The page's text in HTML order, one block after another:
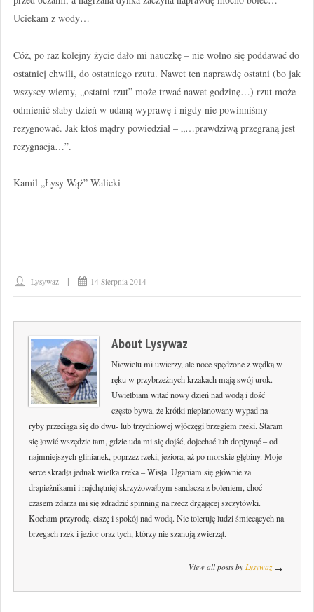
Uciekam z wody…
Cóż, po raz kolejny życie dało mi nauczkę – nie wolno się poddawać do
ostatniej chwili, do ostatniego rzutu. Nawet ten naprawdę ostatni (bo jak
wszyscy wiemy, „ostatni rzut” może trwać nawet godzinę…) rzut może
odmienić słaby dzień w udaną wyprawę i nigdy nie powinniśmy
rezygnować. Jak ktoś mądry powiedział – „…prawdziwą przegraną jest
rezygnacja…”.
Kamil „Łysy Wąż” Walicki
Lysywaz 14 Sierpnia 2014
About Lysywaz
Niewielu mi uwierzy, ale noce spędzone z wędką w
ręku w przybrzeżnych krzakach mają swój urok.
Uwielbiam witać nowy dzień nad wodą i dość
często bywa, że krótki nieplanowany wypad na
ryby przeciąga się do dwu- lub trzydniowej włóczęgi brzegiem rzeki. Staram
się łowić wszędzie tam, gdzie uda mi się dojść, dojechać lub dopłynąć – od
najmniejszych glinianek, poprzez rzeki, jeziora, aż po morskie głębiny. Moje
serce skradła jednak wielka rzeka – Wisła. Uganiam się głównie za
drapieżnikami i najchętniej skrzyżowałbym sandacza z boleniem, choć
czasem zdarza mi się zdradzić spinning na rzecz drgającej szczytówki.
Kocham przyrodę, ciszę i spokój nad wodą. Nie toleruję ludzi śmiecących na
brzegach rzek i jezior oraz tych, którzy nie szanują zwierząt.
View all posts by Lysywaz